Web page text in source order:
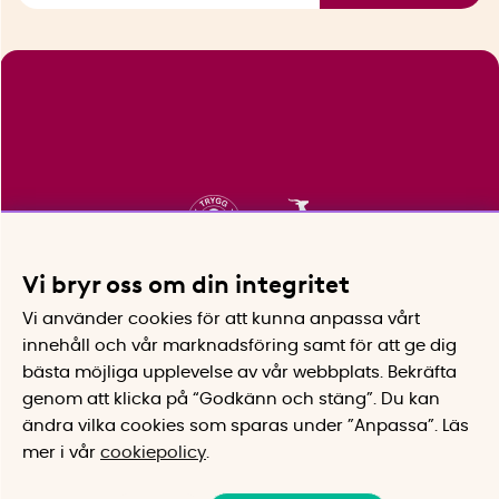
Vi bryr oss om din integritet
Vi använder cookies för att kunna anpassa vårt
innehåll och vår marknadsföring samt för att ge dig
bästa möjliga upplevelse av vår webbplats.
Bekräfta
genom att klicka på “Godkänn och stäng”. Du kan
ändra vilka cookies som sparas under ”Anpassa”.
Läs
mer i vår cookiepolicy